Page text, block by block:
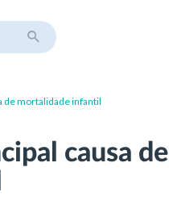
de mortalidade infantil
causa de